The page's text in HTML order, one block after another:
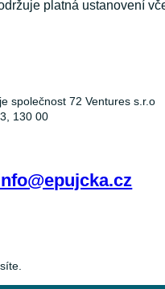
platná ustanovení
společnost 72 Ventures s.r.o
130 00